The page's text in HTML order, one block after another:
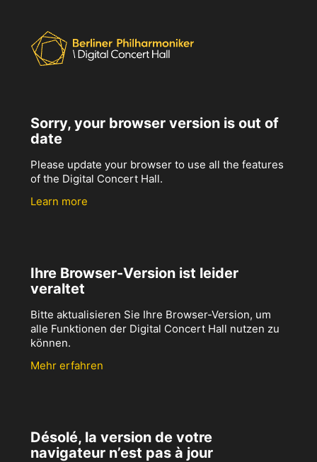
Sorry, your browser version is out of
date
Please update your browser to use all the features
of the Digital Concert Hall.
Learn more
Ihre Browser-Version ist leider
veraltet
Bitte aktualisieren Sie Ihre Browser-Version, um
alle Funktionen der Digital Concert Hall nutzen zu
können.
Mehr erfahren
Désolé, la version de votre
navigateur n’est pas à jour